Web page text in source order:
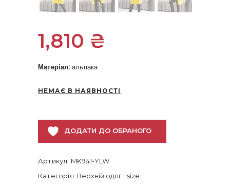
1,810 ₴
Матеріал:альпака
НЕМАЄ В НАЯВНОСТІ
ДОДАТИ ДО ОБРАНОГО
Артикул: MK941-YLW
Категорія: Верхній одяг +size